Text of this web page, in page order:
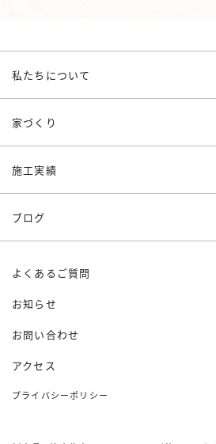
私たちについて
家づくり
施工実績
ブログ
よくあるご質問
お知らせ
お問い合わせ
アクセス
プライバシーポリシー